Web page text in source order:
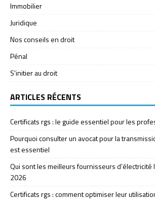
Immobilier
Juridique
Nos conseils en droit
Pénal
S'initier au droit
ARTICLES RÉCENTS
Certificats rgs : le guide essentiel pour les
Pourquoi consulter un avocat pour la
est essentiel
Qui sont les meilleurs fournisseurs d’électricité
2026
Certificats rgs : comment optimiser leur